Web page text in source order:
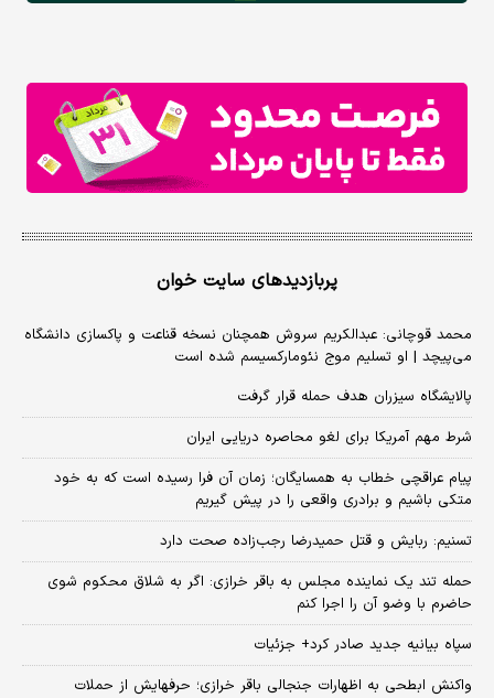
پربازدیدهای سایت خوان
محمد قوچانی: عبدالکریم سروش همچنان نسخه قناعت و پاکسازی دانشگاه
می‌پیچد | او تسلیم موج نئومارکسیسم شده است
پالایشگاه سیزران هدف حمله قرار گرفت
شرط مهم آمریکا برای لغو محاصره دریایی ایران
پیام عراقچی خطاب به همسایگان؛ زمان آن فرا رسیده است که به خود
متکی باشیم و برادری واقعی را در پیش گیریم
تسنیم: ربایش و قتل حمیدرضا رجب‌زاده صحت دارد
حمله تند یک نماینده مجلس به باقر خرازی: اگر به شلاق محکوم شوی
حاضرم با وضو آن را اجرا کنم
سپاه بیانیه جدید صادر کرد+ جزئیات
واکنش ابطحی به اظهارات جنجالی باقر خرازی؛ حرفهایش از حملات